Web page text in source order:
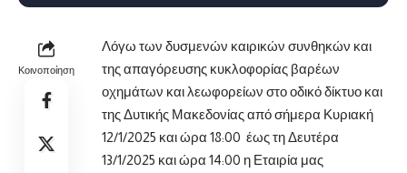
Κοινοποίηση
Λόγω των δυσμενών καιρικών συνθηκών και
της απαγόρευσης κυκλοφορίας βαρέων
οχημάτων και λεωφορείων στο οδικό δίκτυο και
της Δυτικής Μακεδονίας από σήμερα Κυριακή
12/1/2025 και ώρα 18:00 έως τη Δευτέρα
13/1/2025 και ώρα 14:00 η Εταιρία μας